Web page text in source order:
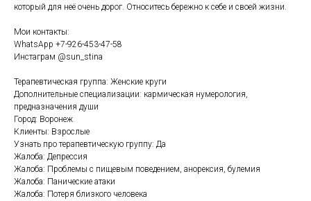
который для неё очень дорог. Относитесь бережно к себе и своей жизни.
Мои контакты:
WhatsApp +7-926-453-47-58
Инстаграм @sun_stina
Терапевтическая группа: Женские круги
Дополнительные специализации: кармическая нумерология,
предназначения души
Город: Воронеж
Клиенты: Взрослые
Узнать про терапевтическую группу: Да
Жалоба: Депрессия
Жалоба: Проблемы с пищевым поведением, анорексия, булемия
Жалоба: Панические атаки
Жалоба: Потеря близкого человека